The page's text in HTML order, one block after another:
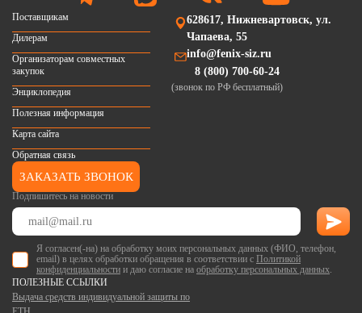
Подпишитесь на новости
Я согласен(-на) на обработку моих персональных данных (ФИО, телефон,
email) в целях обработки обращения в соответствии с Политикой
конфиденциальности и даю согласие на обработку персональных данных.
Поставщикам
Дилерам
Организаторам совместных
закупок
Энциклопедия
Полезная информация
Карта сайта
Обратная связь
628617, Нижневартовск, ул.
Чапаева, 55
info@fenix-siz.ru
8 (800) 700-60-24
(звонок по РФ бесплатный)
ЗАКАЗАТЬ ЗВОНОК
ПОЛЕЗНЫЕ ССЫЛКИ
Выдача средств индивидуальной защиты по